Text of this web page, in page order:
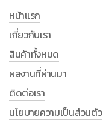
หน้าแรก
เกี่ยวกับเรา
สินค้าทั้งหมด
ผลงานที่ผ่านมา
ติดต่อเรา
นโยบายความเป็นส่วนตัว